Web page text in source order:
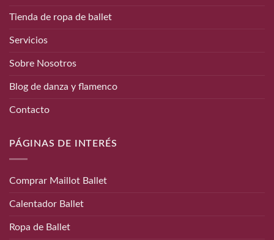
Tienda de ropa de ballet
Servicios
Sobre Nosotros
Blog de danza y flamenco
Contacto
PÁGINAS DE INTERÉS
Comprar Maillot Ballet
Calentador Ballet
Ropa de Ballet